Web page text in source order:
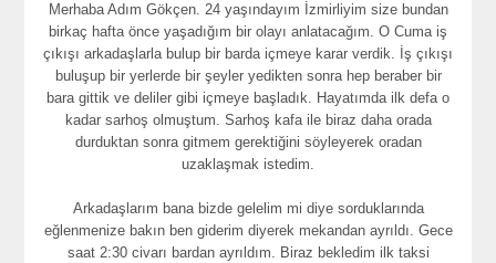
Merhaba Adım Gökçen. 24 yaşındayım İzmirliyim size bundan
birkaç hafta önce yaşadığım bir olayı anlatacağım. O Cuma iş
çıkışı arkadaşlarla bulup bir barda içmeye karar verdik. İş çıkışı
buluşup bir yerlerde bir şeyler yedikten sonra hep beraber bir
bara gittik ve deliler gibi içmeye başladık. Hayatımda ilk defa o
kadar sarhoş olmuştum. Sarhoş kafa ile biraz daha orada
durduktan sonra gitmem gerektiğini söyleyerek oradan
uzaklaşmak istedim.
Arkadaşlarım bana bizde gelelim mi diye sorduklarında
eğlenmenize bakın ben giderim diyerek mekandan ayrıldı. Gece
saat 2:30 civarı bardan ayrıldım. Biraz bekledim ilk taksi